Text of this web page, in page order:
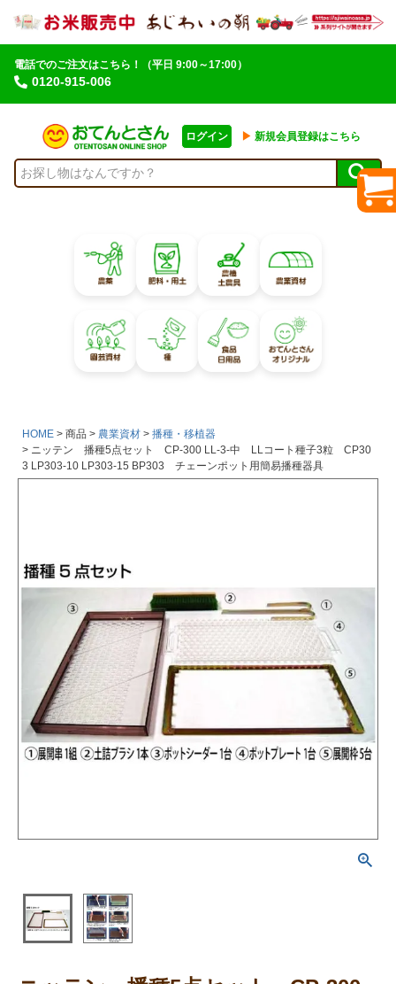
電話でのご注文はこちら！
0120-915-006
（平日 9:00～17:00）
ログイン ▶︎ 新規会員登録はこちら
HOME 商品 農業資材
播種・移植器
ニッテン 播種5点セット CP-300 LL-3-中 LLコート種子3粒 CP30
3 LP303-10 LP303-15 BP303 チェーンポット用簡易播種器具